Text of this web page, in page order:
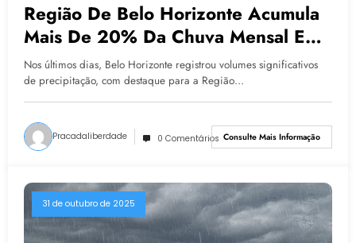
Região De Belo Horizonte Acumula
Mais De 20% Da Chuva Mensal Em
Apenas Três Dias
Nos últimos dias, Belo Horizonte registrou volumes significativos
de precipitação, com destaque para a Região…
Pracadaliberdade 0 Comentários Consulte Mais Informação
31 de outubro de 2025